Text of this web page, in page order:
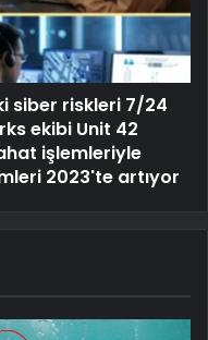
siber riskleri 7/24
ekibi Unit 42
işlemleriyle
2023'te artıyor